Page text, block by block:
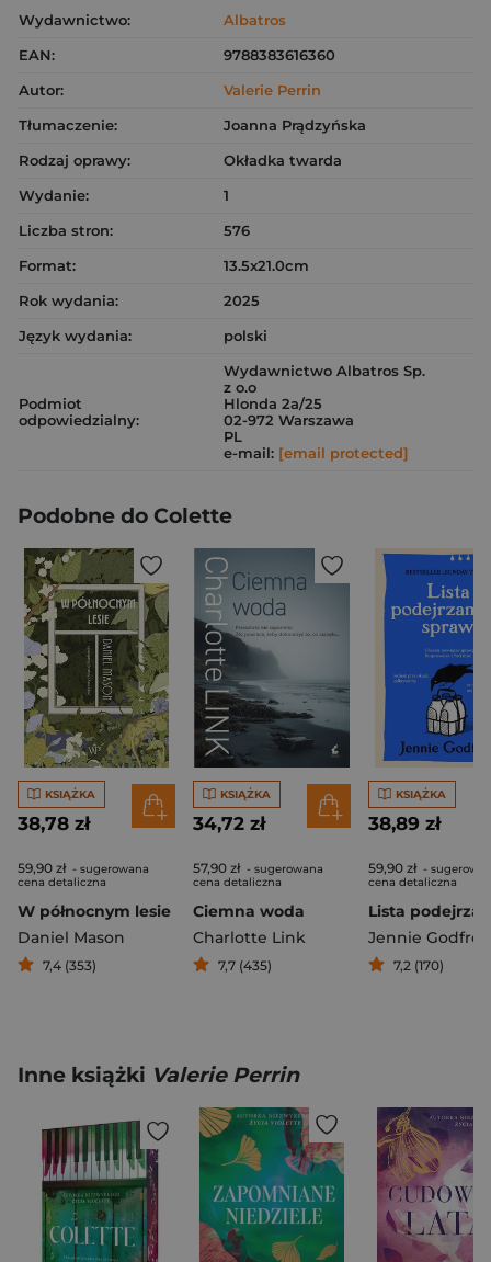
Wydawnictwo:
Albatros
EAN:
9788383616360
Autor:
Valerie Perrin
Tłumaczenie:
Joanna Prądzyńska
Rodzaj oprawy:
Okładka twarda
Wydanie:
1
Liczba stron:
576
Format:
13.5x21.0cm
Rok wydania:
2025
Język wydania:
polski
Podmiot
odpowiedzialny:
Wydawnictwo Albatros Sp.
z o.o
Hlonda 2a/25
02-972 Warszawa
PL
e-mail: [email protected]
Podobne do Colette
KSIĄŻKA
38,78 zł
59,90 zł - sugerowana
cena detaliczna
W północnym lesie
Daniel Mason
7,4 (353)
KSIĄŻKA
34,72 zł
57,90 zł - sugerowana
cena detaliczna
Ciemna woda
Charlotte Link
7,7 (435)
KSIĄŻKA
38,89 zł
59,90 zł -
cena detaliczna
Jennie Godfrey
7,2 (170)
Inne książki Valerie Perrin